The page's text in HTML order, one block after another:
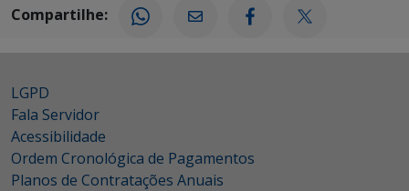
Compartilhe:
LGPD
Fala Servidor
Acessibilidade
Ordem Cronológica de Pagamentos
Planos de Contratações Anuais